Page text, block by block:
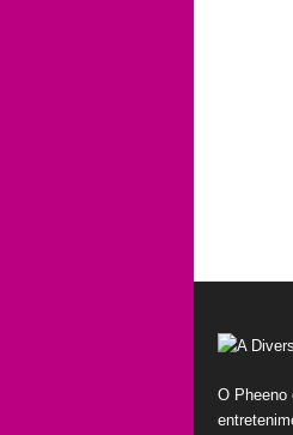
O Pheeno